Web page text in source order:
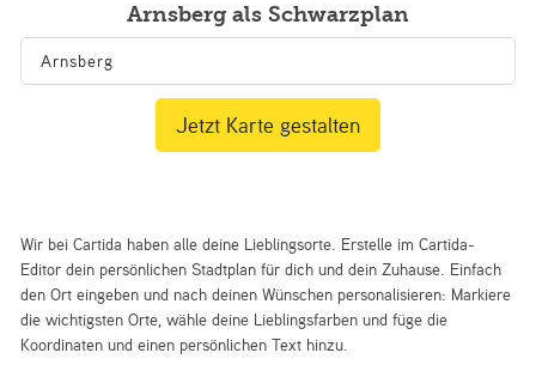
Arnsberg als Schwarzplan
Wir bei Cartida haben alle deine Lieblingsorte. Erstelle im Cartida-
Editor dein persönlichen Stadtplan für dich und dein Zuhause. Einfach
den Ort eingeben und nach deinen Wünschen personalisieren: Markiere
die wichtigsten Orte, wähle deine Lieblingsfarben und füge die
Koordinaten und einen persönlichen Text hinzu.
Jetzt Karte gestalten